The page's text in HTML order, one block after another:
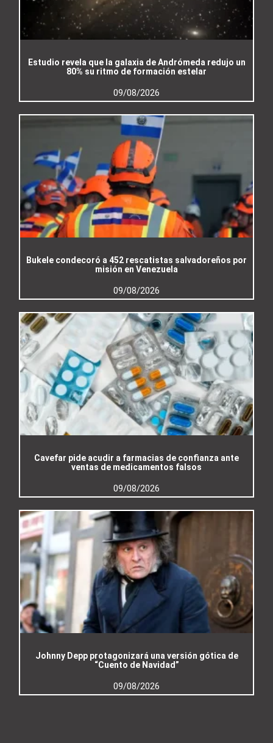
Estudio revela que la galaxia de Andrómeda redujo un
80% su ritmo de formación estelar
09/08/2026
Bukele condecoró a 452 rescatistas salvadoreños por
misión en Venezuela
09/08/2026
Cavefar pide acudir a farmacias de confianza ante
ventas de medicamentos falsos
09/08/2026
Johnny Depp protagonizará una versión gótica de
“Cuento de Navidad”
09/08/2026